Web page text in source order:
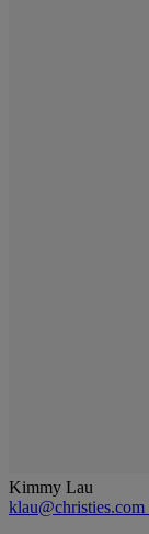
Kimmy Lau
klau@christies.com